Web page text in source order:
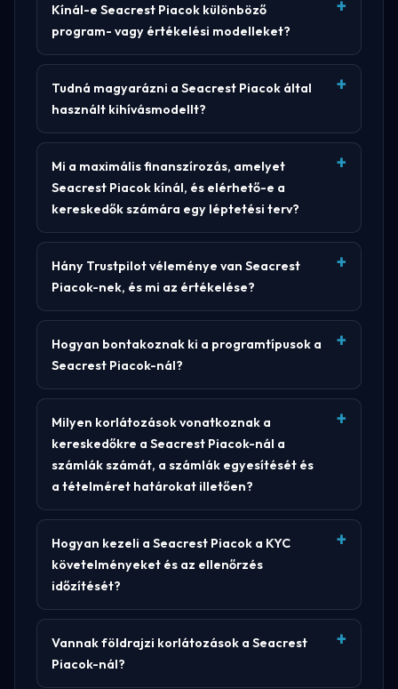
Kínál-e Seacrest Piacok különböző
program- vagy értékelési modelleket?
Tudná magyarázni a Seacrest Piacok által
használt kihívásmodellt?
Mi a maximális finanszírozás, amelyet
Seacrest Piacok kínál, és elérhető-e a
kereskedők számára egy léptetési terv?
Hány Trustpilot véleménye van Seacrest
Piacok-nek, és mi az értékelése?
Hogyan bontakoznak ki a programtípusok a
Seacrest Piacok-nál?
Milyen korlátozások vonatkoznak a
kereskedőkre a Seacrest Piacok-nál a
számlák számát, a számlák egyesítését és
a tételméret határokat illetően?
Hogyan kezeli a Seacrest Piacok a KYC
követelményeket és az ellenőrzés
időzítését?
Vannak földrajzi korlátozások a Seacrest
Piacok-nál?